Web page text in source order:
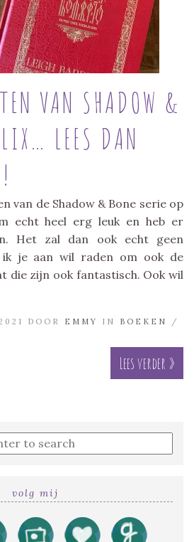
VAN SHADOW &
LEES DAN
van de Shadow & Bone serie op
echt heel erg leuk en heb er
Het zal dan ook echt geen
je aan wil raden om ook de
die zijn ook fantastisch. Ook wil
DOOR EMMY IN BOEKEN
/
Lees verder »
volg mij